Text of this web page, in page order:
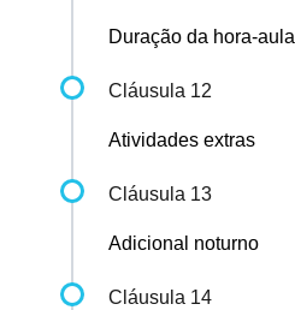
Duração da hora-aula
Cláusula 12
Atividades extras
Cláusula 13
Adicional noturno
Cláusula 14